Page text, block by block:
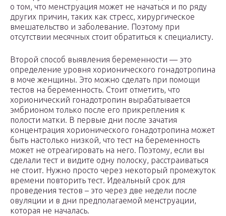
о том, что менструация может не начаться и по ряду
других причин, таких как стресс, хирургическое
вмешательство и заболевание. Поэтому при
отсутствии месячных стоит обратиться к специалисту.
Второй способ выявления беременности — это
определение уровня хорионического гонадотропина
в моче женщины. Это можно сделать при помощи
тестов на беременность. Стоит отметить, что
хорионический гонадотропин вырабатывается
эмбрионом только после его прикрепления к
полости матки. В первые дни после зачатия
концентрация хорионического гонадотропина может
быть настолько низкой, что тест на беременность
может не отреагировать на него. Поэтому, если вы
сделали тест и видите одну полоску, расстраиваться
не стоит. Нужно просто через некоторый промежуток
времени повторить тест. Идеальный срок для
проведения тестов – это через две недели после
овуляции и в дни предполагаемой менструации,
которая не началась.